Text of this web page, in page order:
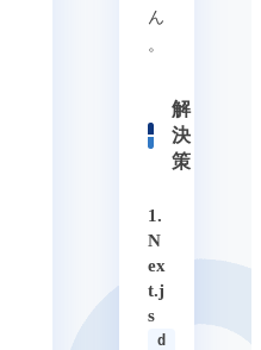
ん
。
解
決
策
1.
N
ex
t.j
s
d